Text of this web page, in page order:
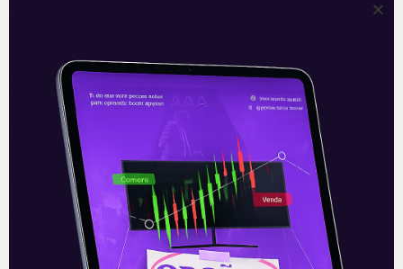
Klabin (KLBN11): acionistas
aprovam fim do pagamento
de royalties
Na noite desta quinta-feira (26), após o
fechamento do mercado, os acionistas
minoritários aprovaram em Assembleia